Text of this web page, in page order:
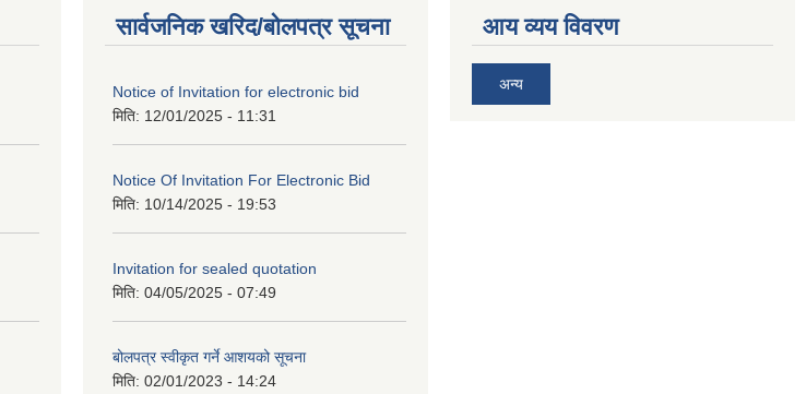
सार्वजनिक खरिद/बोलपत्र सूचना
Notice of Invitation for electronic bid
मिति: 12/01/2025 - 11:31
Notice Of Invitation For Electronic Bid
मिति: 10/14/2025 - 19:53
Invitation for sealed quotation
मिति: 04/05/2025 - 07:49
बोलपत्र स्वीकृत गर्ने आशयको सूचना
मिति: 02/01/2023 - 14:24
आय व्यय विवरण
अन्य